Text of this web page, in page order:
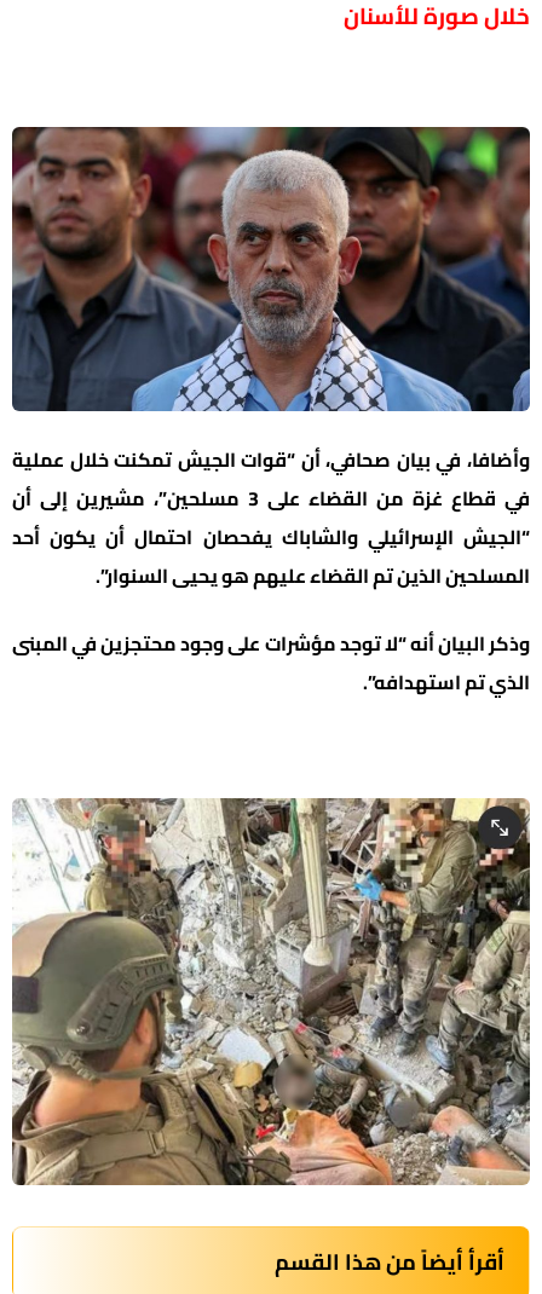
خلال صورة للأسنان
وأضافا، في بيان صحافي، أن “قوات الجيش تمكنت خلال عملية
في قطاع غزة من القضاء على 3 مسلحين”، مشيرين إلى أن
“الجيش الإسرائيلي والشاباك يفحصان احتمال أن يكون أحد
المسلحين الذين تم القضاء عليهم هو يحيى السنوار”.
وذكر البيان أنه “لا توجد مؤشرات على وجود محتجزين في المبنى
الذي تم استهدافه”.
أقرأ أيضاً من هذا القسم